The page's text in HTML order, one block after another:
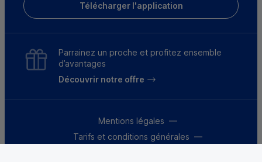
Télécharger l'application
Parrainez un proche et profitez ensemble
d’avantages
Découvrir notre offre
Mentions légales
Tarifs et conditions générales